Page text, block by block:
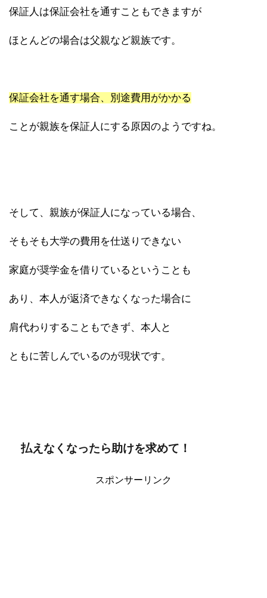
保証人は保証会社を通すこともできますが
ほとんどの場合は父親など親族です。
保証会社を通す場合、別途費用がかかる
ことが親族を保証人にする原因のようですね。
そして、親族が保証人になっている場合、
そもそも大学の費用を仕送りできない
家庭が奨学金を借りているということも
あり、本人が返済できなくなった場合に
肩代わりすることもできず、本人と
ともに苦しんでいるのが現状です。
払えなくなったら助けを求めて！
スポンサーリンク